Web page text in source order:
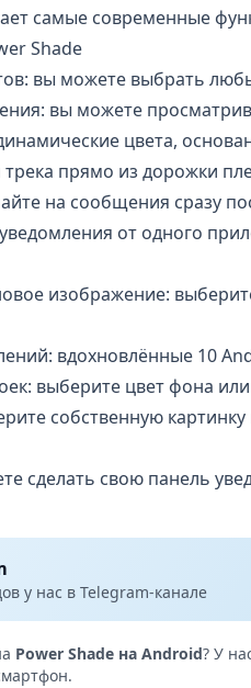
самые современные
Shade
вы можете выбрать
вы можете
цвета,
прямо из дорожки
на сообщения сразу
от одного
изображение:
вдохновлённые 10
выберите цвет фона
собственную
сделать свою панель
у нас в Telegram-канале
Power Shade на Android? У